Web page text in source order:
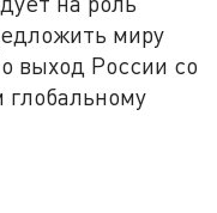
миру
выход России со